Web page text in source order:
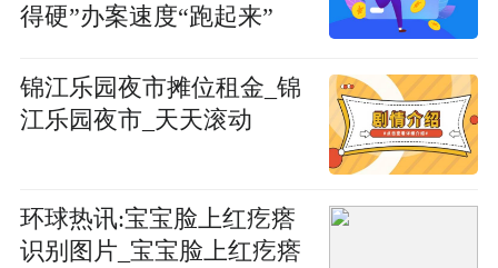
得硬”办案速度“跑起来”
锦江乐园夜市摊位租金_锦
江乐园夜市_天天滚动
环球热讯:宝宝脸上红疙瘩
识别图片_宝宝脸上红疙瘩